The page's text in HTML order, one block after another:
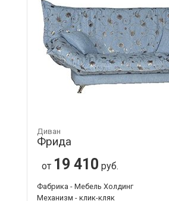
Диван
Фрида
от 19 410 руб.
Фабрика - Мебель Холдинг
Механизм - клик-кляк